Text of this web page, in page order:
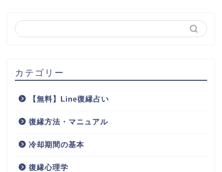
カテゴリー
【無料】Line復縁占い
復縁方法・マニュアル
冷却期間の基本
復縁心理学